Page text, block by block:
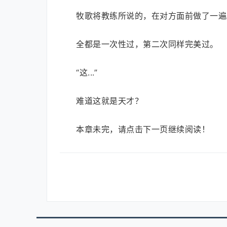
牧歌将教练所说的，在对方面前做了一遍
全都是一次性过，第二次同样完美过。
“这...”
难道这就是天才？
本章未完，请点击下一页继续阅读！